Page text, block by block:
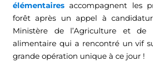
élémentaires accompagnent les
forêt après un appel à
Ministère de l’Agriculture et de
alimentaire qui a rencontré un vif
grande opération unique à ce jour !